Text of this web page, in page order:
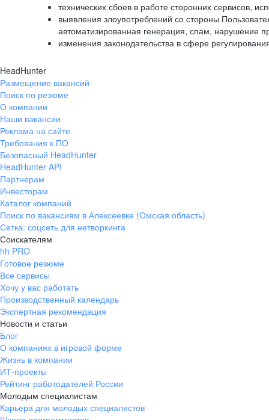
технических сбоев в работе сторонних сервисов,
выявления злоупотреблений со стороны
автоматизированная генерация, спам, нарушение
изменения законодательства в сфере
HeadHunter
Размещение вакансий
Поиск по резюме
О компании
Наши вакансии
Реклама на сайте
Требования к ПО
Безопасный HeadHunter
HeadHunter API
Партнерам
Инвесторам
Каталог компаний
Поиск по вакансиям в Алексеевке (Омская область)
Сетка: соцсеть для нетворкинга
Соискателям
hh PRO
Готовое резюме
Все сервисы
Хочу у вас работать
Производственный календарь
Экспертная рекомендация
Новости и статьи
Блог
О компаниях в игровой форме
Жизнь в компании
ИТ-проекты
Рейтинг работодателей России
Молодым специалистам
Карьера для молодых специалистов